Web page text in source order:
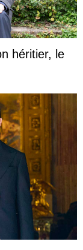
héritier, le